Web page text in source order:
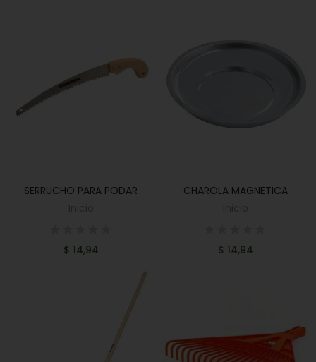
AÑADIR AL CARRITO
SERRUCHO PARA PODAR
$ 14,94
AÑADIR AL CARRITO
CHAROLA MAGNETICA
$ 14,94